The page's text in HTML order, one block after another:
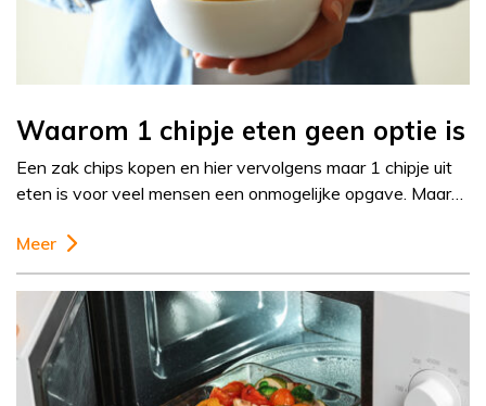
Waarom 1 chipje eten geen optie is
Een zak chips kopen en hier vervolgens maar 1 chipje uit
eten is voor veel mensen een onmogelijke opgave. Maar…
Meer